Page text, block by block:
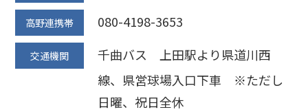
高野連携帯 080-4198-3653
交通機関
千曲バス 上田駅より県道川西
線、県営球場入口下車 ※ただし
日曜、祝日全休